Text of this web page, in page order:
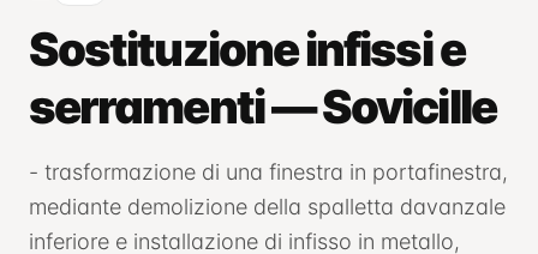
Sostituzione infissi e
serramenti — Sovicille
- trasformazione di una finestra in portafinestra,
mediante demolizione della spalletta davanzale
inferiore e installazione di infisso in metallo,